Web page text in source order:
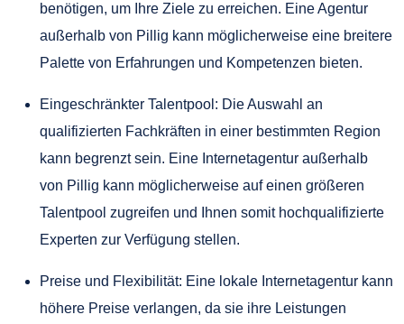
benötigen, um Ihre Ziele zu erreichen. Eine Agentur
außerhalb von Pillig kann möglicherweise eine breitere
Palette von Erfahrungen und Kompetenzen bieten.
Eingeschränkter Talentpool: Die Auswahl an
qualifizierten Fachkräften in einer bestimmten Region
kann begrenzt sein. Eine Internetagentur außerhalb
von Pillig kann möglicherweise auf einen größeren
Talentpool zugreifen und Ihnen somit hochqualifizierte
Experten zur Verfügung stellen.
Preise und Flexibilität: Eine lokale Internetagentur kann
höhere Preise verlangen, da sie ihre Leistungen